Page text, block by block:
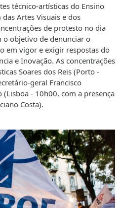
técnico-artísticas do Ensino
Artes Visuais e dos
de protesto no dia
o objetivo de denunciar o
em vigor e exigir respostas do
e Inovação. As concentrações
Soares dos Reis (Porto -
geral Francisco
- 10h00, com a presença
Costa).